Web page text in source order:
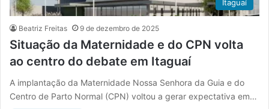
Itaguaí
Beatriz Freitas 9 de dezembro de 2025
Situação da Maternidade e do CPN volta
ao centro do debate em Itaguaí
A implantação da Maternidade Nossa Senhora da Guia e do
Centro de Parto Normal (CPN) voltou a gerar expectativa em…